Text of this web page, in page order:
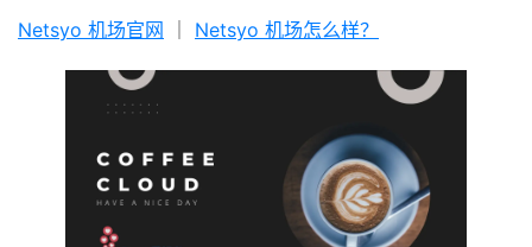
Netsyo 机场官网 Netsyo 机场怎么样？